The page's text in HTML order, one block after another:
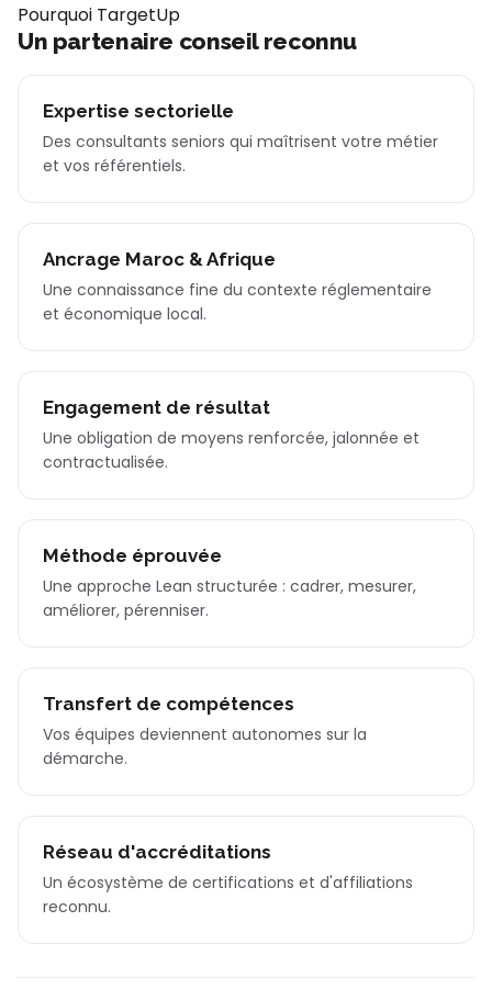
Pourquoi TargetUp
Un partenaire conseil reconnu
Expertise sectorielle
Des consultants seniors qui maîtrisent votre métier
et vos référentiels.
Ancrage Maroc & Afrique
Une connaissance fine du contexte réglementaire
et économique local.
Engagement de résultat
Une obligation de moyens renforcée, jalonnée et
contractualisée.
Méthode éprouvée
Une approche Lean structurée : cadrer, mesurer,
améliorer, pérenniser.
Transfert de compétences
Vos équipes deviennent autonomes sur la
démarche.
Réseau d'accréditations
Un écosystème de certifications et d'affiliations
reconnu.